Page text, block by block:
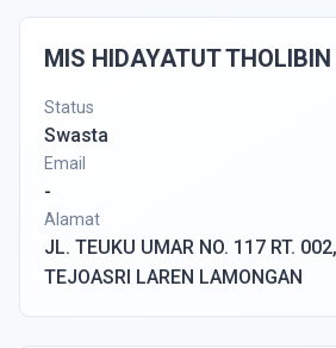
MIS HIDAYATUT
Status
Swasta
Email
-
Alamat
JL. TEUKU UMAR NO. 117 RT.
TEJOASRI LAREN LAMONGAN